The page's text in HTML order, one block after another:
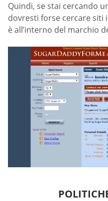
Quindi, se stai cercando
dovresti forse cercare siti
è all’interno del marchio